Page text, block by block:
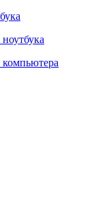
компьютера